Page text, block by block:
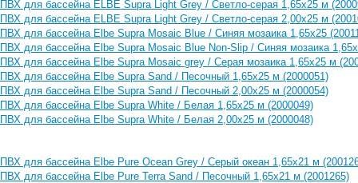
для бассейна ELBE Supra Light Grey / Светло-серая 1,65х25 м
для бассейна ELBE Supra Light Grey / Светло-серая 2,00х25 м
для бассейна Elbe Supra Mosaic Blue / Синяя мозаика 1,65х25
для бассейна Elbe Supra Mosaic Blue Non-Slip / Синяя мозаика
для бассейна Elbe Supra Mosaic grey / Серая мозаика 1,65х25 м
для бассейна Elbe Supra Sand / Песочный 1,65x25 м (2000051)
для бассейна Elbe Supra Sand / Песочный 2,00x25 м (2000054)
для бассейна Elbe Supra White / Белая 1,65х25 м (2000049)
для бассейна Elbe Supra White / Белая 2,00х25 м (2000048)
для бассейна Elbe Pure Ocean Grey / Серый океан 1,65х21 м
для бассейна Elbe Pure Terra Sand / Песочный 1,65х21 м (2001265)